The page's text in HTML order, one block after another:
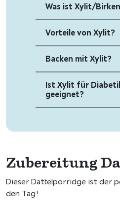
Was ist Xylit/
Vorteile von Xylit?
Backen mit Xylit?
Ist Xylit für
geeignet?
Zubereitung
Dieser Dattelporridge ist der
den Tag!